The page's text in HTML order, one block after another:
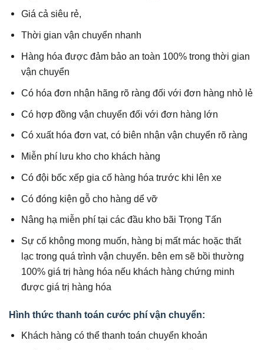
Giá cả siêu rẻ,
Thời gian vận chuyển nhanh
Hàng hóa được đảm bảo an toàn 100% trong thời gian
vận chuyển
Có hóa đơn nhận hãng rõ ràng đối với đơn hàng nhỏ lẻ
Có hợp đồng vận chuyển đối với đơn hàng lớn
Có xuất hóa đơn vat, có biên nhận vận chuyển rõ ràng
Miễn phí lưu kho cho khách hàng
Có đội bốc xếp gia cố hàng hóa trước khi lên xe
Có đóng kiện gỗ cho hàng dể vỡ
Nâng hạ miễn phí tại các đầu kho bãi Trọng Tấn
Sự cố không mong muốn, hàng bị mất mác hoặc thất
lạc trong quá trình vận chuyển. bên em sẽ bồi thường
100% giá trị hàng hóa nếu khách hàng chứng minh
được giá trị hàng hóa
Hình thức thanh toán cước phí vận chuyển:
Khách hàng có thể thanh toán chuyển khoản